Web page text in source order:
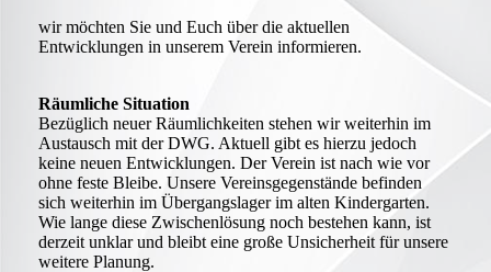
wir möchten Sie und Euch über die aktuellen
Entwicklungen in unserem Verein informieren.
Räumliche Situation
Bezüglich neuer Räumlichkeiten stehen wir weiterhin im
Austausch mit der DWG. Aktuell gibt es hierzu jedoch
keine neuen Entwicklungen. Der Verein ist nach wie vor
ohne feste Bleibe. Unsere Vereinsgegenstände befinden
sich weiterhin im Übergangslager im alten Kindergarten.
Wie lange diese Zwischenlösung noch bestehen kann, ist
derzeit unklar und bleibt eine große Unsicherheit für unsere
weitere Planung.